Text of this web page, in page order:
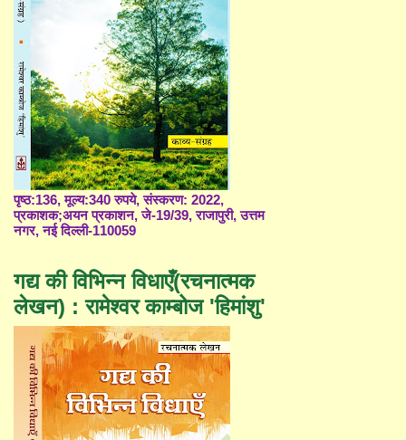
पृष्ठ:136, मूल्य:340 रुपये, संस्करण: 2022,
प्रकाशक;अयन प्रकाशन, जे-19/39, राजापुरी, उत्तम
नगर, नई दिल्ली-110059
गद्य की विभिन्न विधाएँ(रचनात्मक
लेखन) : रामेश्वर काम्बोज 'हिमांशु'